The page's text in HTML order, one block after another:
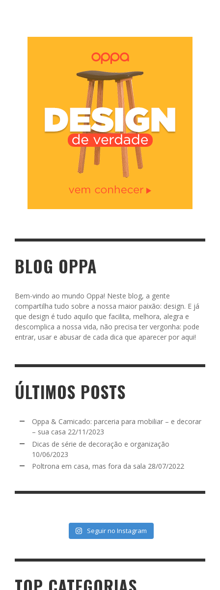
BLOG OPPA
Bem-vindo ao mundo Oppa! Neste blog, a gente
compartilha tudo sobre a nossa maior paixão: design. E já
que design é tudo aquilo que facilita, melhora, alegra e
descomplica a nossa vida, não precisa ter vergonha: pode
entrar, usar e abusar de cada dica que aparecer por aqui!
ÚLTIMOS POSTS
Oppa & Camicado: parceria para mobiliar – e decorar
– sua casa 22/11/2023
Dicas de série de decoração e organização
10/06/2023
Poltrona em casa, mas fora da sala 28/07/2022
Seguir no Instagram